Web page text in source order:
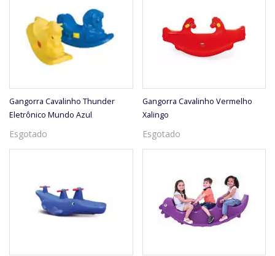
Gangorra Cavalinho Thunder
Eletrônico Mundo Azul
Esgotado
Gangorra Cavalinho Vermelho
Xalingo
Esgotado